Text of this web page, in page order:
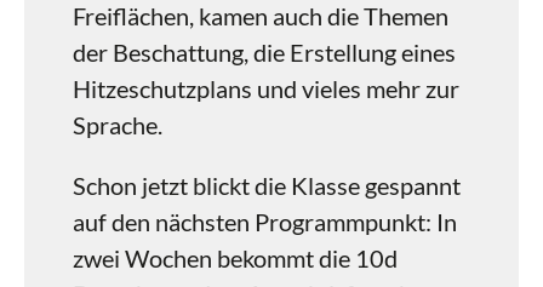
Freiflächen, kamen auch die Themen
der Beschattung, die Erstellung eines
Hitzeschutzplans und vieles mehr zur
Sprache.
Schon jetzt blickt die Klasse gespannt
auf den nächsten Programmpunkt: In
zwei Wochen bekommt die 10d